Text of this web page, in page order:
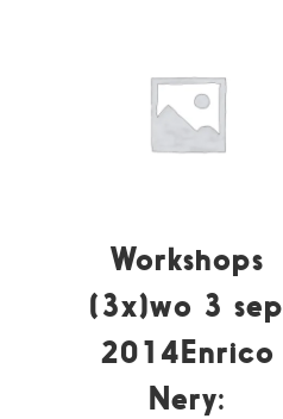
Workshops
(3x)wo 3 sep
2014Enrico
Nery: